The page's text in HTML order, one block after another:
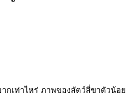
ากเท่าไหร่ ภาพของสัตว์สี่ขาตัวน้อย